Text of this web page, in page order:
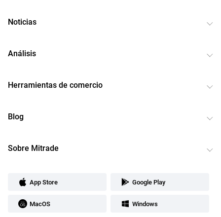
Noticias
Análisis
Herramientas de comercio
Blog
Sobre Mitrade
App Store Google Play
MacOS Windows